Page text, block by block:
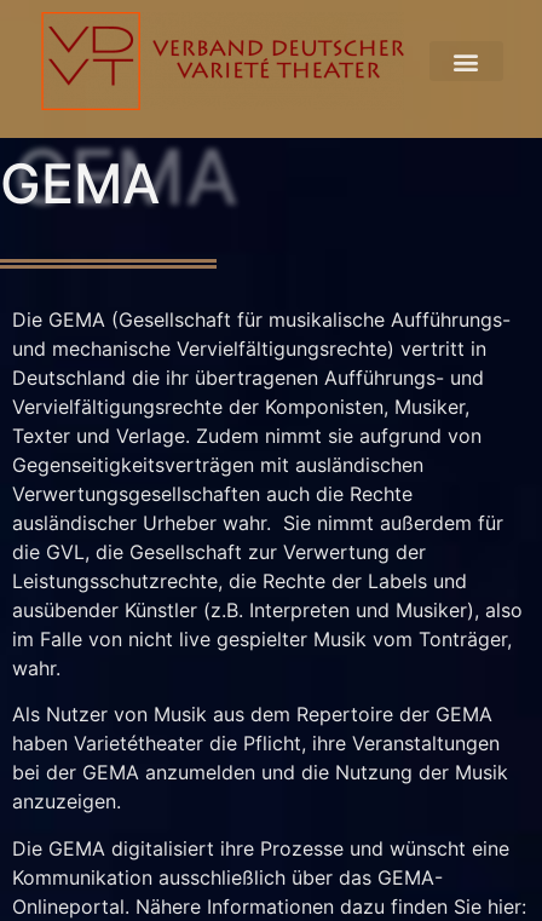
GEMA
GEMA
Die GEMA (Gesellschaft für musikalische Aufführungs-
und mechanische Vervielfältigungsrechte) vertritt in
Deutschland die ihr übertragenen Aufführungs- und
Vervielfältigungsrechte der Komponisten, Musiker,
Texter und Verlage. Zudem nimmt sie aufgrund von
Gegenseitigkeitsverträgen mit ausländischen
Verwertungsgesellschaften auch die Rechte
ausländischer Urheber wahr. Sie nimmt außerdem für
die GVL, die Gesellschaft zur Verwertung der
Leistungsschutzrechte, die Rechte der Labels und
ausübender Künstler (z.B. Interpreten und Musiker), also
im Falle von nicht live gespielter Musik vom Tonträger,
wahr.
Als Nutzer von Musik aus dem Repertoire der GEMA
haben Varietétheater die Pflicht, ihre Veranstaltungen
bei der GEMA anzumelden und die Nutzung der Musik
anzuzeigen.
Die GEMA digitalisiert ihre Prozesse und wünscht eine
Kommunikation ausschließlich über das GEMA-
Onlineportal. Nähere Informationen dazu finden Sie hier: